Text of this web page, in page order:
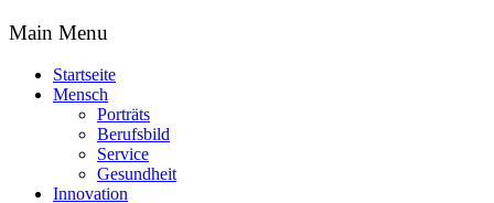
Main Menu
Startseite
Mensch
Porträts
Berufsbild
Service
Gesundheit
Innovation